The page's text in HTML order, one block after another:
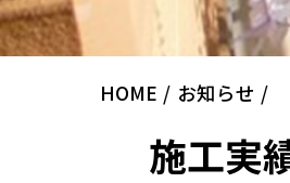
HOME お知らせ
施工実